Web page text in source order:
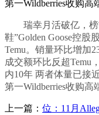
第一Wildberries收购
瑞幸月活破亿，榜首
鞋”Golden Goose控
Temu。销量环比增加
成交额环比反超Temu
内10年 两者体量已接
第一Wildberries收购
上一篇： 位：11月